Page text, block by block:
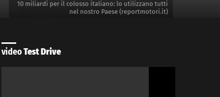
10 miliardi per il colosso italiano: lo utilizzano tutti
nel nostro Paese (reportmotori.it)
videoTest Drive